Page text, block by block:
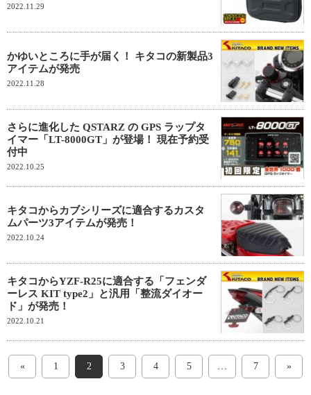
2022.11.29
かゆいところに手が届く！ キタコの新製品3
アイテムが発売
2022.11.28
さらに進化した QSTARZ の GPS ラップタ
イマー「LT-8000GT」が登場！ 現在予約受
付中
2022.10.25
キタコからカブシリーズに適合するカスタ
ムパーツ3アイテムが発売！
2022.10.24
キタコからYZF-R25に適合する「フェンダ
ーレス KIT type2」と汎用「整流ダイオー
ド」が発売！
2022.10.21
« 1 2 3 4 5 … 7 »